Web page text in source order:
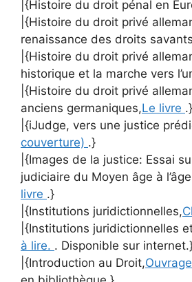
|{Histoire du droit pénal en
|{Histoire du droit privé
renaissance des droits
|{Histoire du droit privé
historique et la marche vers
|{Histoire du droit privé
anciens germaniques,Le livre .}
|{iJudge, vers une justice
couverture) .}
|{Images de la justice: Essai
judiciaire du Moyen âge à
livre .}
|{Institutions juridictionnelles,
|{Institutions juridictionnelles
à lire. . Disponible sur
|{Introduction au Droit,Ouvrage